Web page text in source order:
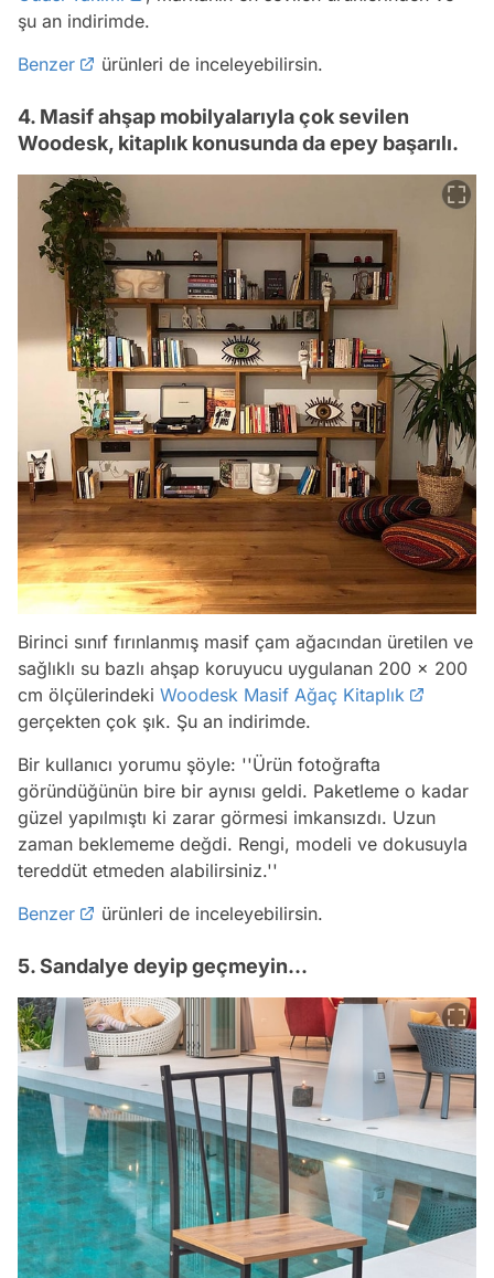
şu an indirimde.
Benzer
ürünleri de inceleyebilirsin.
4. Masif ahşap mobilyalarıyla çok sevilen
Woodesk, kitaplık konusunda da epey başarılı.
Birinci sınıf fırınlanmış masif çam ağacından üretilen ve
sağlıklı su bazlı ahşap koruyucu uygulanan 200 x 200
cm ölçülerindeki Woodesk Masif Ağaç Kitaplık
gerçekten çok şık. Şu an indirimde.
Bir kullanıcı yorumu şöyle: ''Ürün fotoğrafta
göründüğünün bire bir aynısı geldi. Paketleme o kadar
güzel yapılmıştı ki zarar görmesi imkansızdı. Uzun
zaman beklememe değdi. Rengi, modeli ve dokusuyla
tereddüt etmeden alabilirsiniz.''
Benzer
ürünleri de inceleyebilirsin.
5. Sandalye deyip geçmeyin...